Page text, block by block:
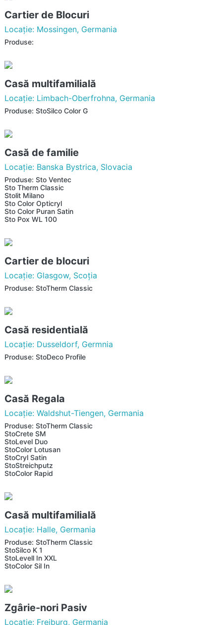
Cartier de Blocuri
Locaţie: Mossingen, Germania
Produse:
Casă multifamilială
Locaţie: Limbach-Oberfrohna, Germania
Produse: StoSilco Color G
Casă de familie
Locaţie: Banska Bystrica, Slovacia
Produse: Sto Ventec
Sto Therm Classic
Stolit Milano
Sto Color Opticryl
Sto Color Puran Satin
Sto Pox WL 100
Cartier de blocuri
Locaţie: Glasgow, Scoţia
Produse: StoTherm Classic
Casă residentială
Locaţie: Dusseldorf, Germnia
Produse: StoDeco Profile
Casă Regala
Locaţie: Waldshut-Tiengen, Germania
Produse: StoTherm Classic
StoCrete SM
StoLevel Duo
StoColor Lotusan
StoCryl Satin
StoStreichputz
StoColor Rapid
Casă multifamilială
Locaţie: Halle, Germania
Produse: StoTherm Classic
StoSilco K 1
StoLevell In XXL
StoColor Sil In
Zgârie-nori Pasiv
Locaţie: Freiburg, Germania